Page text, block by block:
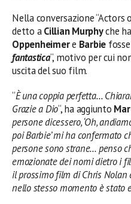
Nella conversazione “Actors
detto aCillian Murphyche
Oppenheimere Barbie
fantastica“, motivo per cui
uscita del suo film.
“È una coppia perfetta…
Grazie a Dio“, ha aggiunto
persone dicessero, ‘Oh,
poi Barbie’ mi ha confermato
persone sono strane… penso
emozionate dei nomi dietro i
il prossimo film di Chris Nolan
nello stesso momento è stato